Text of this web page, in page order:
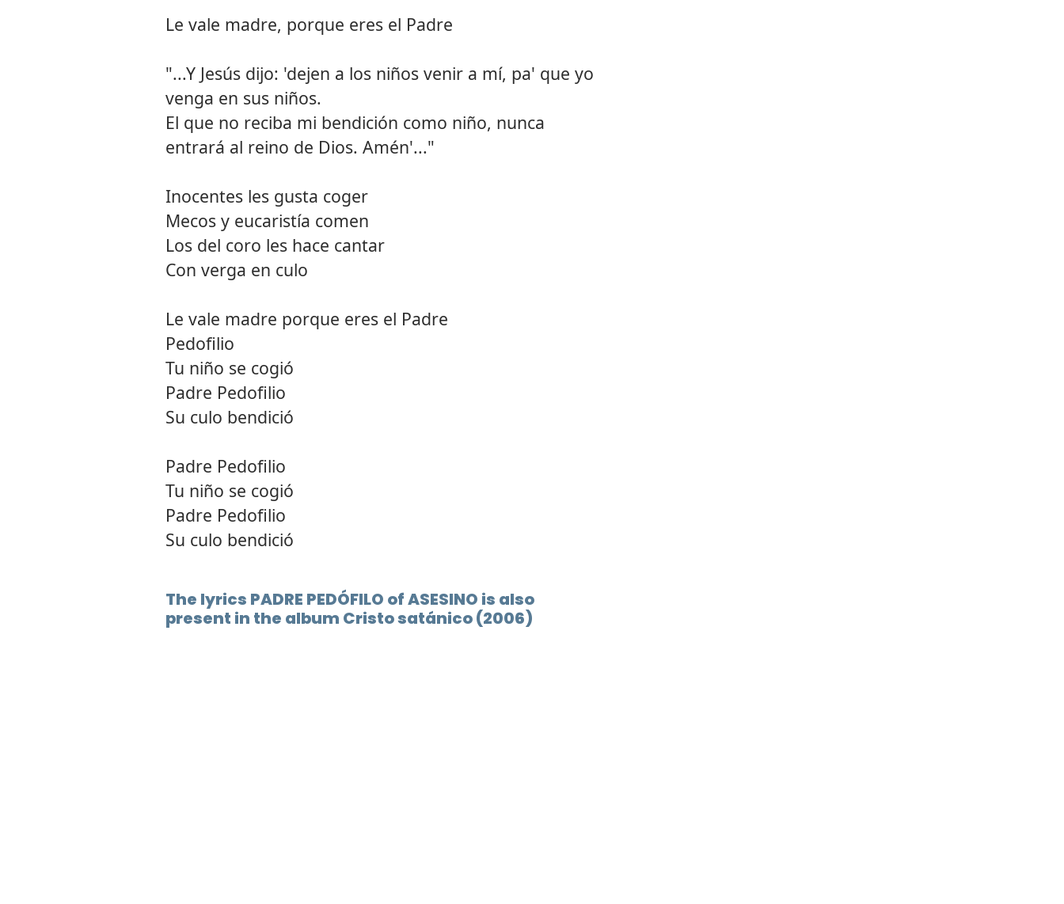
Le vale madre, porque eres el Padre
"...Y Jesús dijo: 'dejen a los niños venir a mí, pa' que yo
venga en sus niños.
El que no reciba mi bendición como niño, nunca
entrará al reino de Dios. Amén'..."
Inocentes les gusta coger
Mecos y eucaristía comen
Los del coro les hace cantar
Con verga en culo
Le vale madre porque eres el Padre
Pedofilio
Tu niño se cogió
Padre Pedofilio
Su culo bendició
Padre Pedofilio
Tu niño se cogió
Padre Pedofilio
Su culo bendició
The lyrics PADRE PEDÓFILO of ASESINO is also
present in the album Cristo satánico (2006)